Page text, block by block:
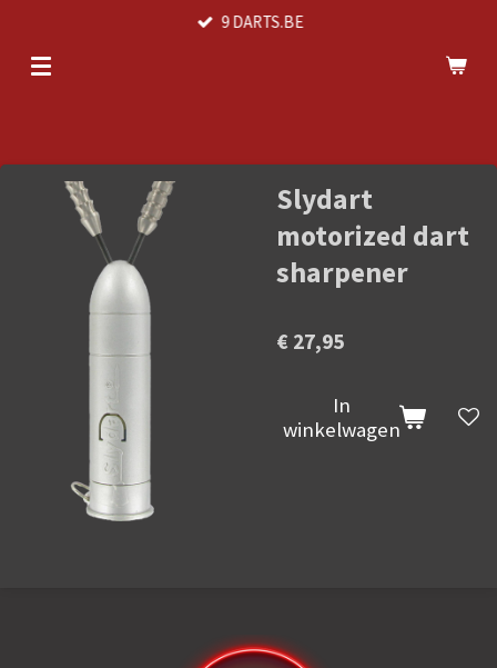
naar
9 DARTS.BE
Slydart
motorized dart
sharpener
€ 27,95
In
winkelwagen